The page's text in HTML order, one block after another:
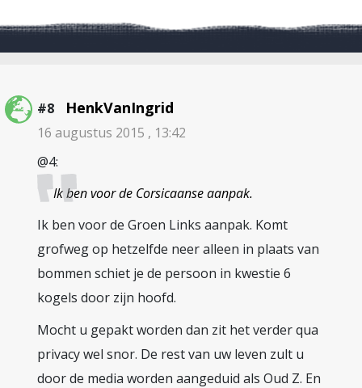
#8 HenkVanIngrid
16 augustus 2015 , 13:42
@4:
Ik ben voor de Corsicaanse aanpak.
Ik ben voor de Groen Links aanpak. Komt
grofweg op hetzelfde neer alleen in plaats van
bommen schiet je de persoon in kwestie 6
kogels door zijn hoofd.
Mocht u gepakt worden dan zit het verder qua
privacy wel snor. De rest van uw leven zult u
door de media worden aangeduid als Oud Z. En